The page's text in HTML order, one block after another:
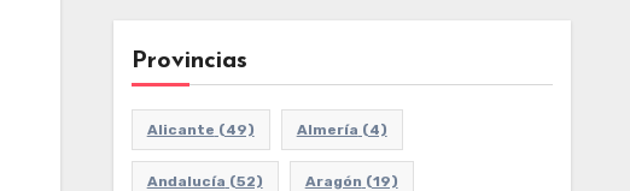
Provincias
Alicante (49) Almería (4)
Andalucía (52) Aragón (19)